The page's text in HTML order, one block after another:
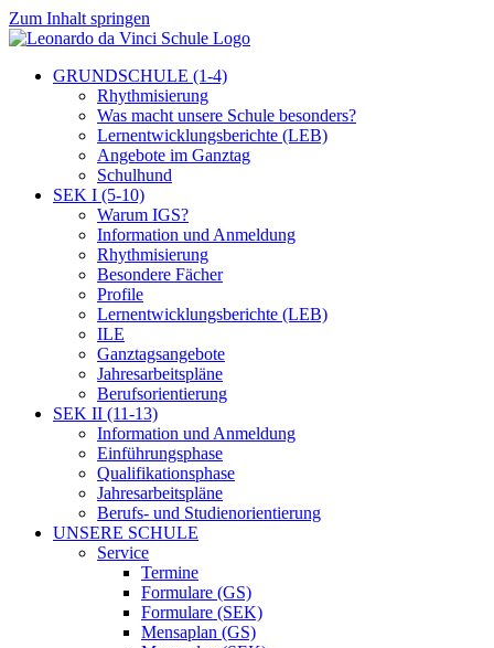
Zum Inhalt springen
GRUNDSCHULE (1-4)
Rhythmisierung
Was macht unsere Schule besonders?
Lernentwicklungsberichte (LEB)
Angebote im Ganztag
Schulhund
SEK I (5-10)
Warum IGS?
Information und Anmeldung
Rhythmisierung
Besondere Fächer
Profile
Lernentwicklungsberichte (LEB)
ILE
Ganztagsangebote
Jahresarbeitspläne
Berufsorientierung
SEK II (11-13)
Information und Anmeldung
Einführungsphase
Qualifikationsphase
Jahresarbeitspläne
Berufs- und Studienorientierung
UNSERE SCHULE
Service
Termine
Formulare (GS)
Formulare (SEK)
Mensaplan (GS)